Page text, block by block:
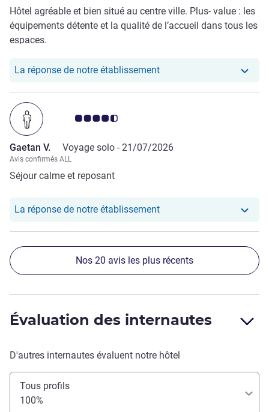
Hôtel agréable et bien situé au centre ville. Plus- value : les
équipements détente et la qualité de l’accueil dans tous les
espaces.
La réponse de notre établissementNotre hôtel a repondu au
Note Avis clients 4.5/5
Gaetan V. Voyage solo - 21/07/2026
Avis confirmés ALL
Séjour calme et reposant
La réponse de notre établissementNotre hôtel a repondu au
Nos 20 avis les plus récents
Évaluation des internautes
D'autres internautes évaluent notre hôtel
Tous profils
100%